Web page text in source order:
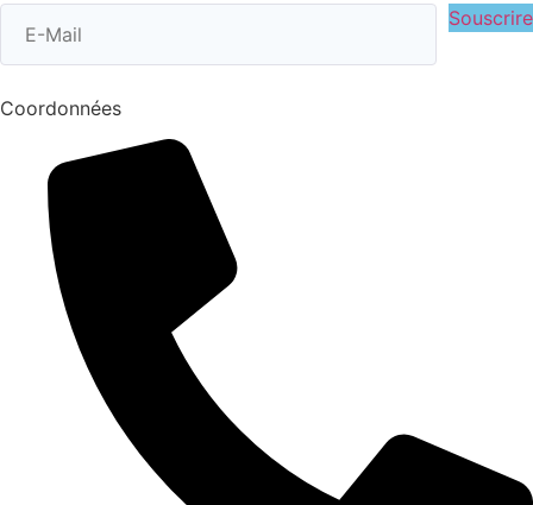
Souscrire
Coordonnées